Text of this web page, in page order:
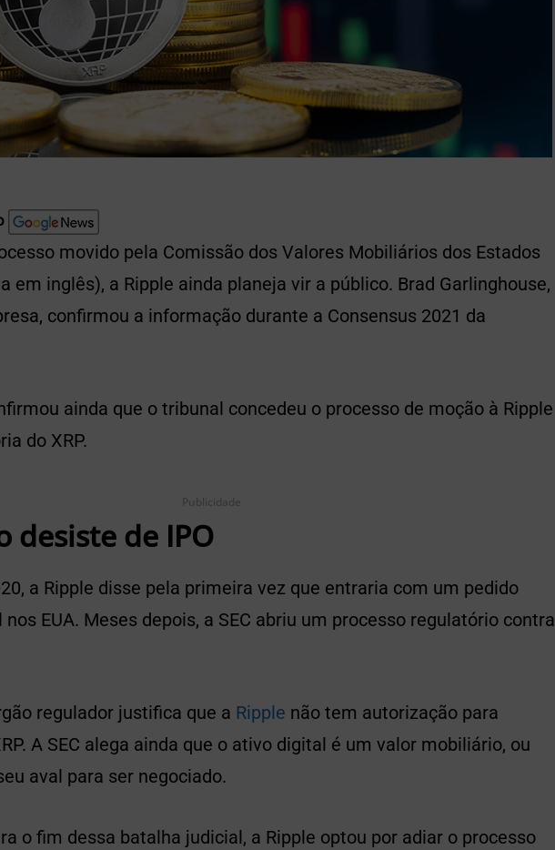
movido pela Comissão dos Valores Mobiliários dos Estados
em inglês), a Ripple ainda planeja vir a público. Brad Garlinghouse,
confirmou a informação durante a Consensus 2021 da
ainda que o tribunal concedeu o processo de moção à Ripple
do XRP.
Publicidade
desiste de IPO
a Ripple disse pela primeira vez que entraria com um pedido
EUA. Meses depois, a SEC abriu um processo regulatório contra
regulador justifica que a Ripple não tem autorização para
A SEC alega ainda que o ativo digital é um valor mobiliário, ou
aval para ser negociado.
o fim dessa batalha judicial, a Ripple optou por adiar o processo